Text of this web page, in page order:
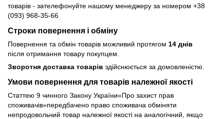
товарів - зателефонуйте нашому менеджеру за номером +38
(093) 968-35-66
Строки повернення і обміну
Повернення та обмін товарів можливий протягом 14 днів
після отримання товару покупцем.
Зворотня доставка товарів здійснюється за домовленістю.
Умови повернення для товарів належної якості
Статтею 9 чинного Закону України«Про захист прав
споживачів»передбачено право споживача обміняти
непродовольчий товар належної якості на аналогічний, якщо